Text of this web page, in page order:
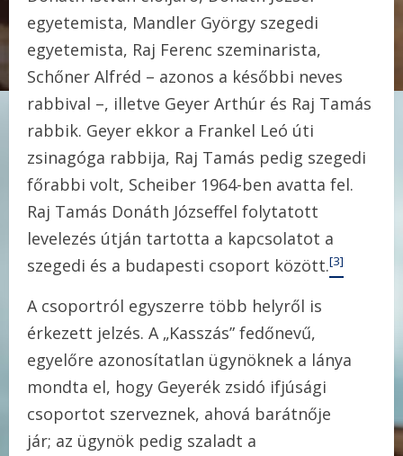
egyetemista, Mandler György szegedi
egyetemista, Raj Ferenc szeminarista,
Schőner Alfréd – azonos a későbbi neves
rabbival –, illetve Geyer Arthúr és Raj Tamás
rabbik. Geyer ekkor a Frankel Leó úti
zsinagóga rabbija, Raj Tamás pedig szegedi
főrabbi volt, Scheiber 1964-ben avatta fel.
Raj Tamás Donáth Józseffel folytatott
levelezés útján tartotta a kapcsolatot a
szegedi és a budapesti csoport között.[3]
A csoportról egyszerre több helyről is
érkezett jelzés. A „Kasszás” fedőnevű,
egyelőre azonosítatlan ügynöknek a lánya
mondta el, hogy Geyerék zsidó ifjúsági
csoportot szerveznek, ahová barátnője
jár; az ügynök pedig szaladt a